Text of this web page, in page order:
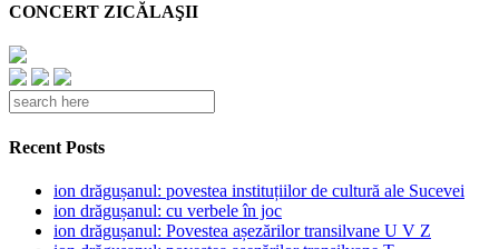
CONCERT ZICĂLAŞII
Recent Posts
ion drăgușanul: povestea instituțiilor de cultură ale Sucevei
ion drăgușanul: cu verbele în joc
ion drăgușanul: Povestea așezărilor transilvane U V Z